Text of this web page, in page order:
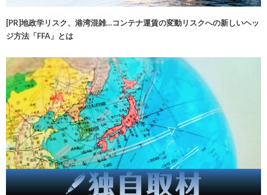
[PR]地政学リスク、港湾混雑…コンテナ運賃の変動リスクへの新しいヘッ
ジ方法「FFA」とは